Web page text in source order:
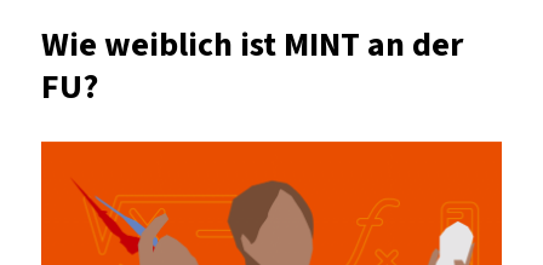
fand
Wie weiblich ist MINT an der
FU?